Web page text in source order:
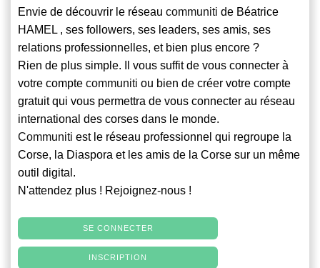
Envie de découvrir le réseau communiti de Béatrice
HAMEL , ses followers, ses leaders, ses amis, ses
relations professionnelles, et bien plus encore ?
Rien de plus simple. Il vous suffit de vous connecter à
votre compte communiti ou bien de créer votre compte
gratuit qui vous permettra de vous connecter au réseau
international des corses dans le monde.
Communiti est le réseau professionnel qui regroupe la
Corse, la Diaspora et les amis de la Corse sur un même
outil digital.
N'attendez plus ! Rejoignez-nous !
SE CONNECTER
INSCRIPTION